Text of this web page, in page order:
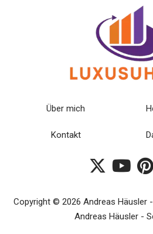
Über mich
Kontakt
Copyright © 2026 Andreas Häusler
Andreas Häusler -